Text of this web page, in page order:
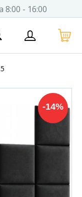
8:00 - 16:00
-14%